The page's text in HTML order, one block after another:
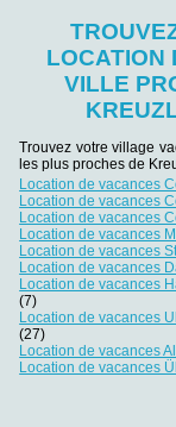
LOCATION
VILLE
Trouvez votre village
les plus proches de
Location de vacances
Location de vacances
Location de vacances
Location de vacances
Location de vacances
Location de vacances
Location de vacances
(7)
Location de vacances
(27)
Location de vacances
Location de vacances